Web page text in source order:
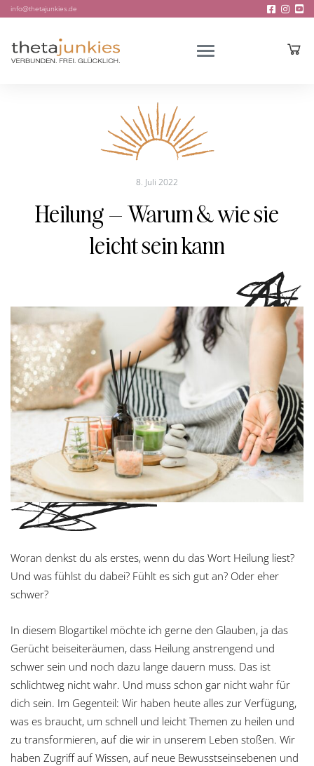
info@thetajunkies.de
8. Juli 2022
Heilung – Warum & wie sie
leicht sein kann
Woran denkst du als erstes, wenn du das Wort Heilung liest?
Und was fühlst du dabei? Fühlt es sich gut an? Oder eher
schwer?
In diesem Blogartikel möchte ich gerne den Glauben, ja das
Gerücht beiseiteräumen, dass Heilung anstrengend und
schwer sein und noch dazu lange dauern muss. Das ist
schlichtweg nicht wahr. Und muss schon gar nicht wahr für
dich sein. Im Gegenteil: Wir haben heute alles zur Verfügung,
was es braucht, um schnell und leicht Themen zu heilen und
zu transformieren, auf die wir in unserem Leben stoßen. Wir
haben Zugriff auf Wissen, auf neue Bewusstseinsebenen und